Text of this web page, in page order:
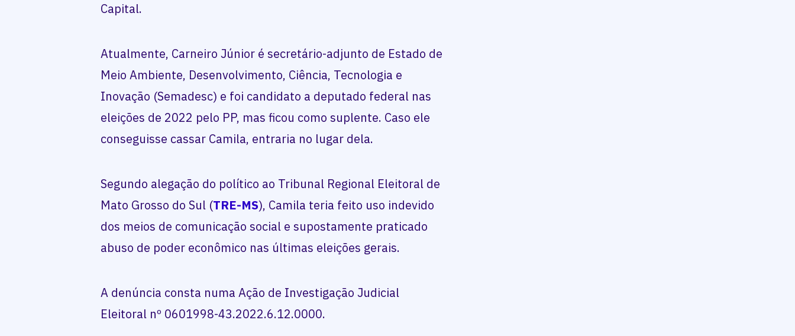
Capital.
Atualmente, Carneiro Júnior é secretário-adjunto de Estado de
Meio Ambiente, Desenvolvimento, Ciência, Tecnologia e
Inovação (Semadesc) e foi candidato a deputado federal nas
eleições de 2022 pelo PP, mas ficou como suplente. Caso ele
conseguisse cassar Camila, entraria no lugar dela.
Segundo alegação do político ao Tribunal Regional Eleitoral de
Mato Grosso do Sul (TRE-MS), Camila teria feito uso indevido
dos meios de comunicação social e supostamente praticado
abuso de poder econômico nas últimas eleições gerais.
A denúncia consta numa Ação de Investigação Judicial
Eleitoral nº 0601998-43.2022.6.12.0000.